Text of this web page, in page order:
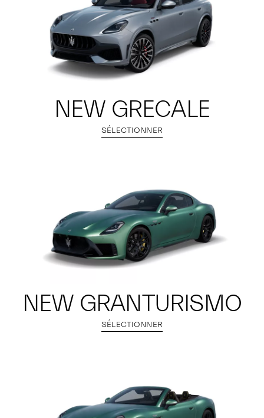
NEW GRECALE
SÉLECTIONNER
NEW GRANTURISMO
SÉLECTIONNER